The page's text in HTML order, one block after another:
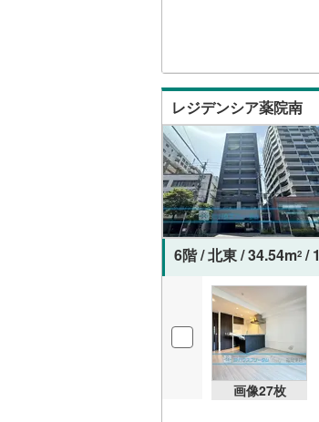
レジデンシア薬院南
6階 / 北東 / 34.54m2 /
画像27枚